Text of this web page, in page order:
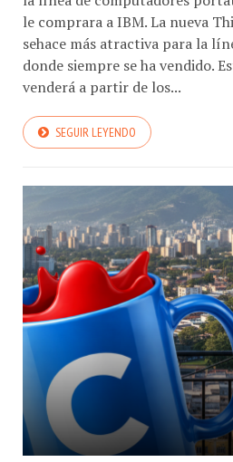
le comprara a IBM. La nueva
sehace más atractiva para la
donde siempre se ha vendido.
venderá a partir de los...
SEGUIR LEYENDO